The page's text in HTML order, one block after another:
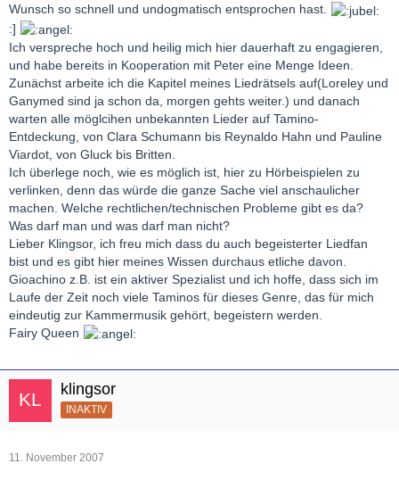
Wunsch so schnell und undogmatisch entsprochen hast.
:]
Ich verspreche hoch und heilig mich hier dauerhaft zu engagieren,
und habe bereits in Kooperation mit Peter eine Menge Ideen.
Zunächst arbeite ich die Kapitel meines Liedrätsels auf(Loreley und
Ganymed sind ja schon da, morgen gehts weiter.) und danach
warten alle möglcihen unbekannten Lieder auf Tamino-
Entdeckung, von Clara Schumann bis Reynaldo Hahn und Pauline
Viardot, von Gluck bis Britten.
Ich überlege noch, wie es möglich ist, hier zu Hörbeispielen zu
verlinken, denn das würde die ganze Sache viel anschaulicher
machen. Welche rechtlichen/technischen Probleme gibt es da?
Was darf man und was darf man nicht?
Lieber Klingsor, ich freu mich dass du auch begeisterter Liedfan
bist und es gibt hier meines Wissen durchaus etliche davon.
Gioachino z.B. ist ein aktiver Spezialist und ich hoffe, dass sich im
Laufe der Zeit noch viele Taminos für dieses Genre, das für mich
eindeutig zur Kammermusik gehört, begeistern werden.
Fairy Queen
klingsor
INAKTIV
11. November 2007